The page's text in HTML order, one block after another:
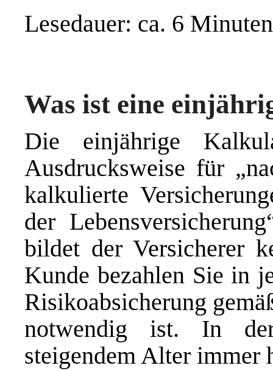
Lesedauer: ca. 6 Minuten
Was ist eine
Die einjährige
Ausdrucksweise für
kalkulierte
der
bildet der Versicherer
Kunde bezahlen Sie in
Risikoabsicherung
notwendig ist. In
steigendem Alter immer